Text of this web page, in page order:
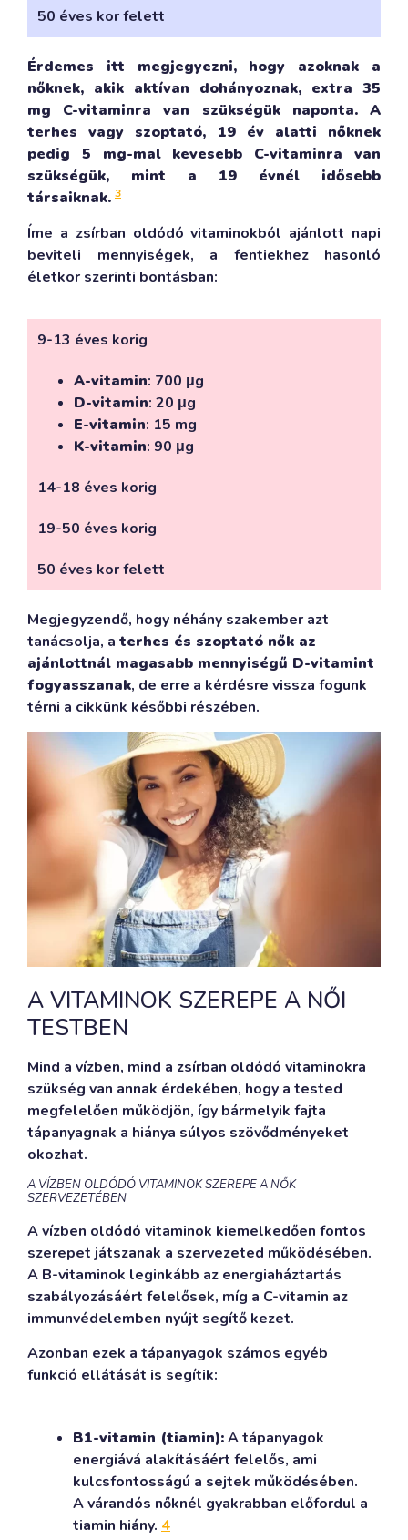
50 éves kor felett
Érdemes itt megjegyezni, hogy azoknak a
nőknek, akik aktívan dohányoznak, extra 35
mg C-vitaminra van szükségük naponta. A
terhes vagy szoptató, 19 év alatti nőknek
pedig 5 mg-mal kevesebb C-vitaminra van
szükségük, mint a 19 évnél idősebb
társaiknak. 3
Íme a zsírban oldódó vitaminokból ajánlott napi
beviteli mennyiségek, a fentiekhez hasonló
életkor szerinti bontásban:
9-13 éves korig
A-vitamin: 700 μg
D-vitamin: 20 μg
E-vitamin: 15 mg
K-vitamin: 90 μg
14-18 éves korig
19-50 éves korig
50 éves kor felett
Megjegyzendő, hogy néhány szakember azt
tanácsolja, a terhes és szoptató nők az
ajánlottnál magasabb mennyiségű D-vitamint
fogyasszanak, de erre a kérdésre vissza fogunk
térni a cikkünk későbbi részében.
A VITAMINOK SZEREPE A NŐI
TESTBEN
Mind a vízben, mind a zsírban oldódó vitaminokra
szükség van annak érdekében, hogy a tested
megfelelően működjön, így bármelyik fajta
tápanyagnak a hiánya súlyos szövődményeket
okozhat.
A VÍZBEN OLDÓDÓ VITAMINOK SZEREPE A NŐK
SZERVEZETÉBEN
A vízben oldódó vitaminok kiemelkedően fontos
szerepet játszanak a szervezeted működésében.
A B-vitaminok leginkább az energiaháztartás
szabályozásáért felelősek, míg a C-vitamin az
immunvédelemben nyújt segítő kezet.
Azonban ezek a tápanyagok számos egyéb
funkció ellátását is segítik:
B1-vitamin (tiamin):A tápanyagok
energiává alakításáért felelős, ami
kulcsfontosságú a sejtek működésében.
A várandós nőknél gyakrabban előfordul a
tiamin hiány. 4